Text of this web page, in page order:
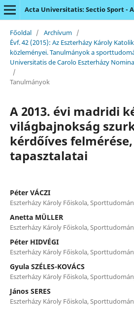
Főoldal / Archívum /
Évf. 42 (2015): Az Eszterházy Károly
közleményei. Tanulmányok a
Universitatis de Carolo Eszterházy
/
Tanulmányok
A 2013. évi madridi
világbajnokság
kérdőíves felmérése,
tapasztalatai
Péter VÁCZI
Eszterházy Károly Főiskola,
Anetta MÜLLER
Eszterházy Károly Főiskola,
Péter HIDVÉGI
Eszterházy Károly Főiskola,
Gyula SZÉLES-KOVÁCS
Eszterházy Károly Főiskola,
János SERES
Eszterházy Károly Főiskola,